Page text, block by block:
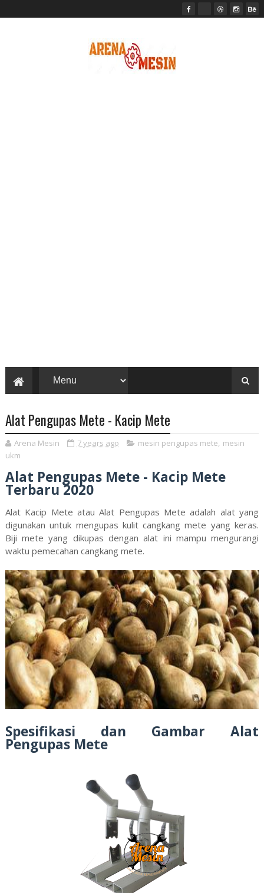
Alat Pengupas Mete - Kacip Mete
Arena Mesin 7 years ago mesin pengupas mete, mesin
ukm
Alat Pengupas Mete - Kacip Mete
Terbaru 2020
Alat Kacip Mete atau Alat Pengupas Mete adalah alat yang
digunakan untuk mengupas kulit cangkang mete yang keras.
Biji mete yang dikupas dengan alat ini mampu mengurangi
waktu pemecahan cangkang mete.
Spesifikasi dan Gambar Alat
Pengupas Mete